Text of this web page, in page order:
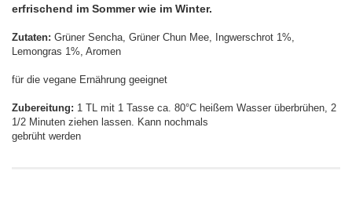
erfrischend im Sommer wie im Winter.
Zutaten: Grüner Sencha, Grüner Chun Mee, Ingwerschrot 1%,
Lemongras 1%, Aromen
für die vegane Ernährung geeignet
Zubereitung: 1 TL mit 1 Tasse ca. 80°C heißem Wasser überbrühen, 2
1/2 Minuten ziehen lassen. Kann nochmals
gebrüht werden